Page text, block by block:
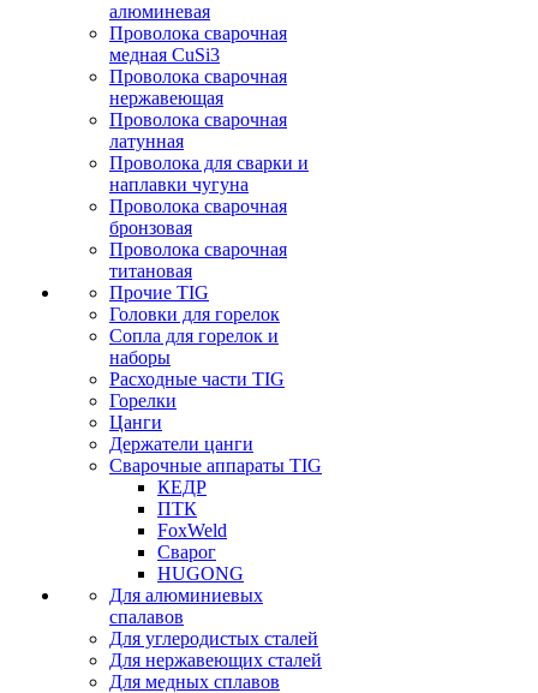
алюминевая
Проволока сварочная
медная CuSi3
Проволока сварочная
нержавеющая
Проволока сварочная
латунная
Проволока для сварки и
наплавки чугуна
Проволока сварочная
бронзовая
Проволока сварочная
титановая
Прочие TIG
Головки для горелок
Сопла для горелок и
наборы
Расходные части TIG
Горелки
Цанги
Держатели цанги
Сварочные аппараты TIG
КЕДР
ПТК
FoxWeld
Сварог
HUGONG
Для алюминиевых
спалавов
Для углеродистых сталей
Для нержавеющих сталей
Для медных сплавов